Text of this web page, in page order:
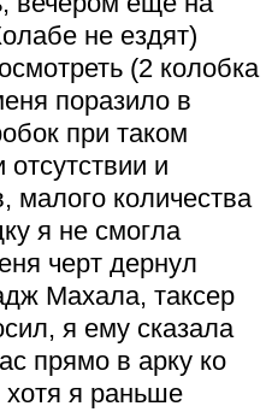
не ездят)
(2 колобка
поразило в
при таком
и
малого количества
я не смогла
черт дернул
Махала, таксер
я ему сказала
прямо в арку ко
хотя я раньше